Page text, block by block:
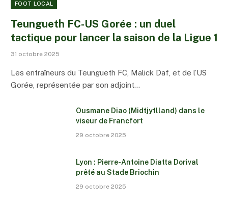
FOOT LOCAL
Teungueth FC-US Gorée : un duel
tactique pour lancer la saison de la Ligue 1
31 octobre 2025
Les entraîneurs du Teungueth FC, Malick Daf, et de l’US
Gorée, représentée par son adjoint…
Ousmane Diao (Midtjytlland) dans le
viseur de Francfort
29 octobre 2025
Lyon : Pierre-Antoine Diatta Dorival
prêté au Stade Briochin
29 octobre 2025